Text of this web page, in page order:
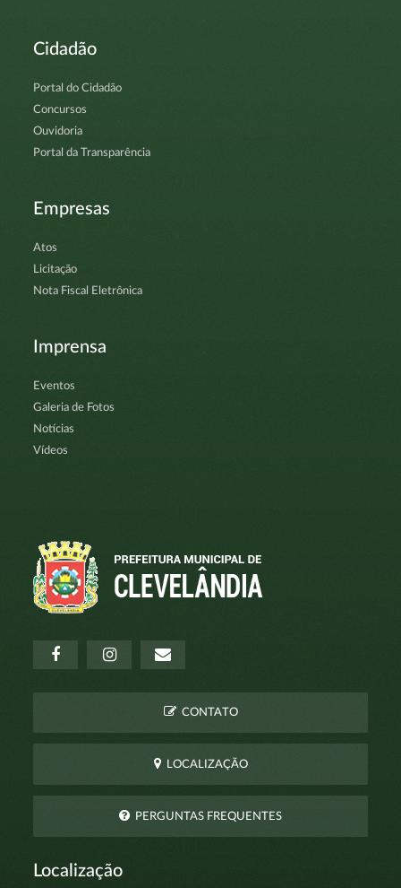
Cidadão
Portal do Cidadão
Concursos
Ouvidoria
Portal da Transparência
Empresas
Atos
Licitação
Nota Fiscal Eletrônica
Imprensa
Eventos
Galeria de Fotos
Notícias
Vídeos
CONTATO
LOCALIZAÇÃO
PERGUNTAS FREQUENTES
Localização